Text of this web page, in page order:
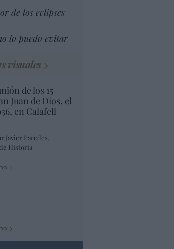
de los eclipses
lo puedo evitar
visuales
de los 15
Juan de Dios, el
en Calafell
Javier Paredes,
Historia